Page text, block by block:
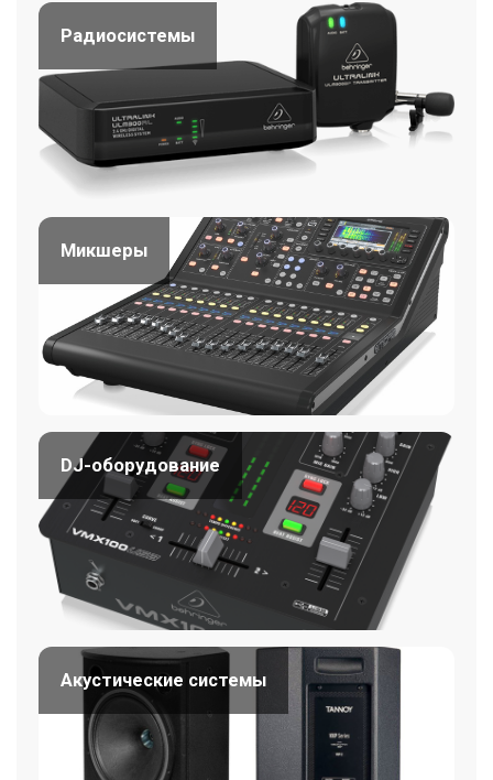
Радиосистемы
Микшеры
DJ-оборудование
Акустические системы